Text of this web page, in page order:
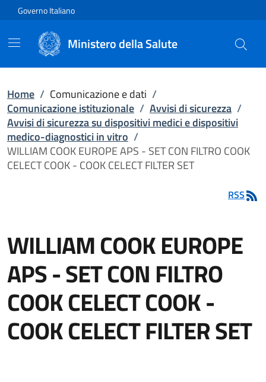
Vai direttamente al contenuto
Governo Italiano
Ministero della Salute
Home / Comunicazione e dati /
Comunicazione istituzionale / Avvisi di sicurezza /
Avvisi di sicurezza su dispositivi medici e dispositivi
medico-diagnostici in vitro /
WILLIAM COOK EUROPE APS - SET CON FILTRO COOK
CELECT COOK - COOK CELECT FILTER SET
RSS
WILLIAM COOK EUROPE
APS - SET CON FILTRO
COOK CELECT COOK -
COOK CELECT FILTER SET